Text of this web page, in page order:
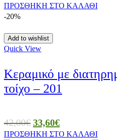
ΠΡΟΣΘΗΚΗ ΣΤΟ ΚΑΛΑΘΙ
-20%
Add to wishlist
Quick View
Κεραμικό με
τοίχο – 201
42,00€ 33,60€
ΠΡΟΣΘΗΚΗ ΣΤΟ ΚΑΛΑΘΙ